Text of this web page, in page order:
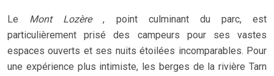
Le Mont Lozère, point culminant du parc, est
particulièrement prisé des campeurs pour ses vastes
espaces ouverts et ses nuits étoilées incomparables. Pour
une expérience plus intimiste, les berges de la rivière Tarn